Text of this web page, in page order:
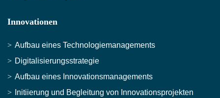
Innovationen
Aufbau eines Technologiemanagements
Digitalisierungsstrategie
Aufbau eines Innovationsmanagements
Initiierung und Begleitung von Innovationsprojekten